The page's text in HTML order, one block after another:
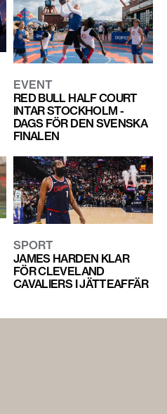
EVENT
RED BULL HALF COURT
INTAR STOCKHOLM -
DAGS FÖR DEN SVENSKA
FINALEN
SPORT
JAMES HARDEN KLAR
FÖR CLEVELAND
CAVALIERS I JÄTTEAFFÄR